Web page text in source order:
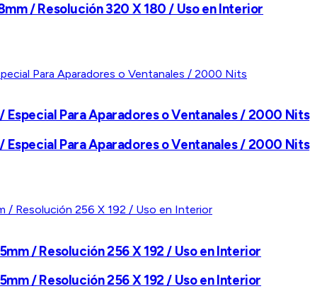
/ Resolución 320 X 180 / Uso en Interior
Especial Para Aparadores o Ventanales / 2000 Nits
Especial Para Aparadores o Ventanales / 2000 Nits
/ Resolución 256 X 192 / Uso en Interior
/ Resolución 256 X 192 / Uso en Interior